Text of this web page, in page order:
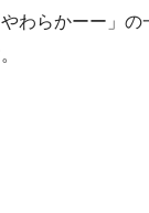
わらかーー」の